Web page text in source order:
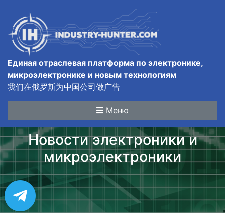
Единая отраслевая платформа по электронике,
микроэлектронике и новым технологиям
我们在俄罗斯为中国公司做广告
Меню
Новости электроники и
микроэлектроники